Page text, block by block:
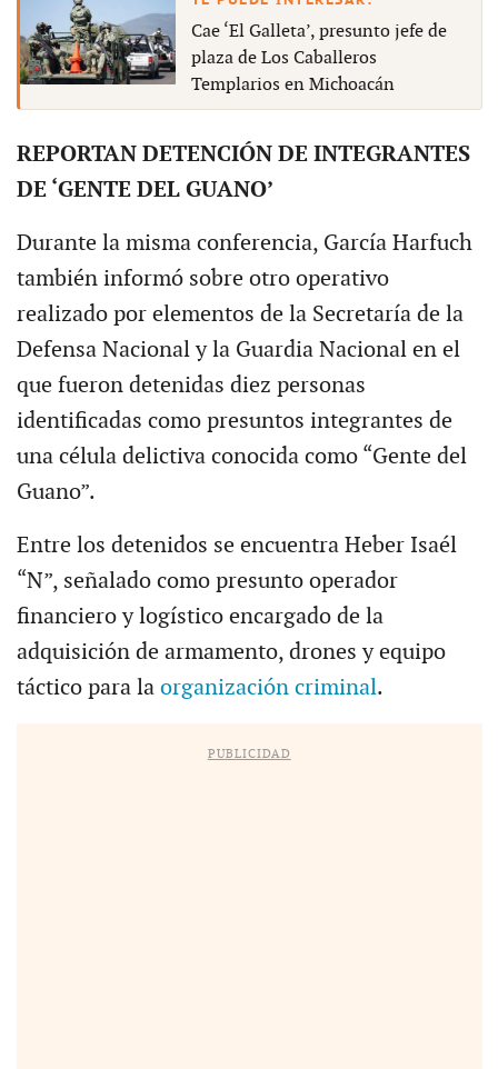
Cae ‘El Galleta’, presunto jefe de
plaza de Los Caballeros
Templarios en Michoacán
REPORTAN DETENCIÓN DE INTEGRANTES
DE ‘GENTE DEL GUANO’
Durante la misma conferencia, García Harfuch
también informó sobre otro operativo
realizado por elementos de la Secretaría de la
Defensa Nacional y la Guardia Nacional en el
que fueron detenidas diez personas
identificadas como presuntos integrantes de
una célula delictiva conocida como “Gente del
Guano”.
Entre los detenidos se encuentra Heber Isaél
“N”, señalado como presunto operador
financiero y logístico encargado de la
adquisición de armamento, drones y equipo
táctico para la organización criminal.
PUBLICIDAD